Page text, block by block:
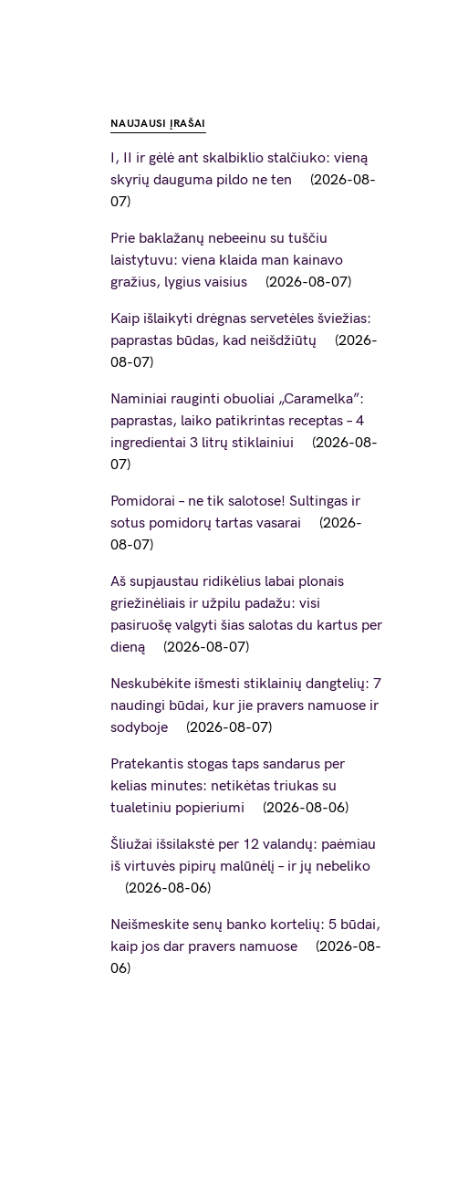
NAUJAUSI ĮRAŠAI
I, II ir gėlė ant skalbiklio stalčiuko: vieną
skyrių dauguma pildo ne ten
2026-08-
07
Prie baklažanų nebeeinu su tuščiu
laistytuvu: viena klaida man kainavo
gražius, lygius vaisius
2026-08-07
Kaip išlaikyti drėgnas servetėles šviežias:
paprastas būdas, kad neišdžiūtų
2026-
08-07
Naminiai rauginti obuoliai „Caramelka”:
paprastas, laiko patikrintas receptas – 4
ingredientai 3 litrų stiklainiui
2026-08-
07
Pomidorai – ne tik salotose! Sultingas ir
sotus pomidorų tartas vasarai
2026-
08-07
Aš supjaustau ridikėlius labai plonais
griežinėliais ir užpilu padažu: visi
pasiruošę valgyti šias salotas du kartus per
dieną
2026-08-07
Neskubėkite išmesti stiklainių dangtelių: 7
naudingi būdai, kur jie pravers namuose ir
sodyboje
2026-08-07
Pratekantis stogas taps sandarus per
kelias minutes: netikėtas triukas su
tualetiniu popieriumi
2026-08-06
Šliužai išsilakstė per 12 valandų: paėmiau
iš virtuvės pipirų malūnėlį – ir jų nebeliko
2026-08-06
Neišmeskite senų banko kortelių: 5 būdai,
kaip jos dar pravers namuose
2026-08-
06